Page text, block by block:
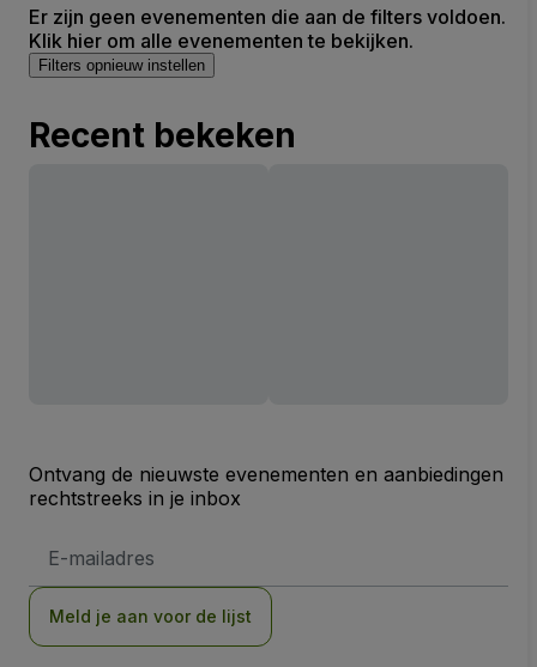
Er zijn geen evenementen die aan de filters voldoen.
Klik hier om alle evenementen te bekijken.
Filters opnieuw instellen
Recent bekeken
Ontvang de nieuwste evenementen en aanbiedingen
rechtstreeks in je inbox
mailadres
Meld je aan voor de lijst